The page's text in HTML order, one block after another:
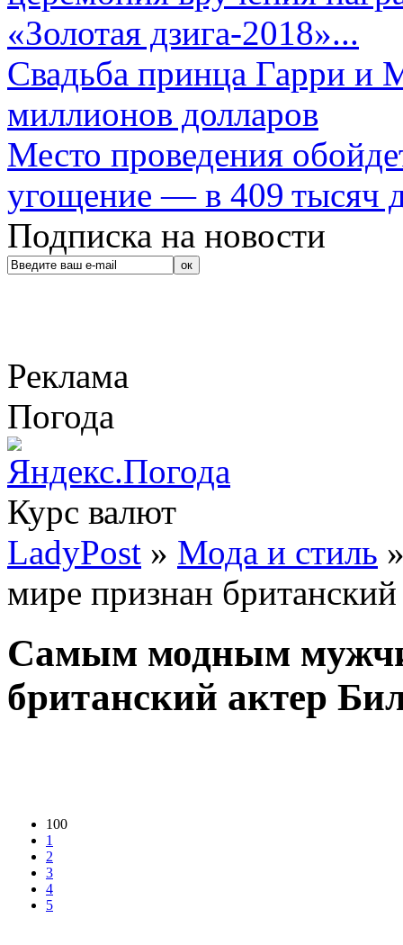
«Золотая дзига-2018»...
Свадьба принца Гарри и
миллионов долларов
Место проведения
угощение — в 409 тысяч
Подписка на новости
Реклама
Погода
Курс валют
LadyPost » Мода и стиль
мире признан
Самым модным
британский актер
100
1
2
3
4
5